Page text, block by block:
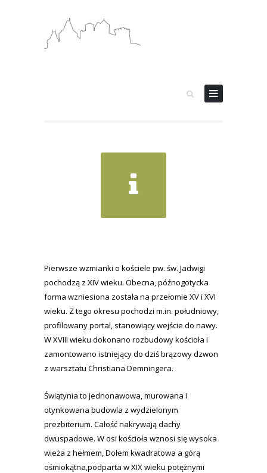
Pierwsze wzmianki o kościele pw. św. Jadwigi
pochodzą z XIV wieku. Obecna, późnogotycka
forma wzniesiona została na przełomie XV i XVI
wieku. Z tego okresu pochodzi m.in. południowy,
profilowany portal, stanowiący wejście do nawy.
W XVIII wieku dokonano rozbudowy kościoła i
zamontowano istniejący do dziś brązowy dzwon
z warsztatu Christiana Demningera.
Świątynia to jednonawowa, murowana i
otynkowana budowla z wydzielonym
prezbiterium. Całość nakrywają dachy
dwuspadowe. W osi kościoła wznosi się wysoka
wieża z hełmem, Dołem kwadratowa a górą
ośmiokątna,podparta w XIX wieku potężnymi